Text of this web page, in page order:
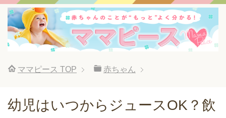
ママピース TOP 赤ちゃん
幼児はいつからジュースOK？飲